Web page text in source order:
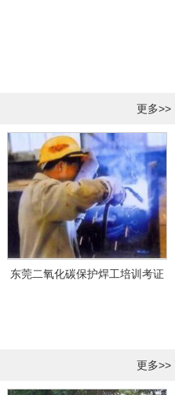
更多>>
东莞二氧化碳保护焊工培训考证
更多>>